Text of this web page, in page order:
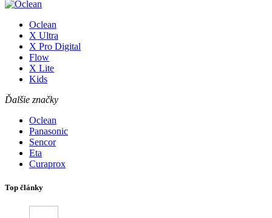
Oclean
X Ultra
X Pro Digital
Flow
X Lite
Kids
Ďalšie značky
Oclean
Panasonic
Sencor
Eta
Curaprox
Top články